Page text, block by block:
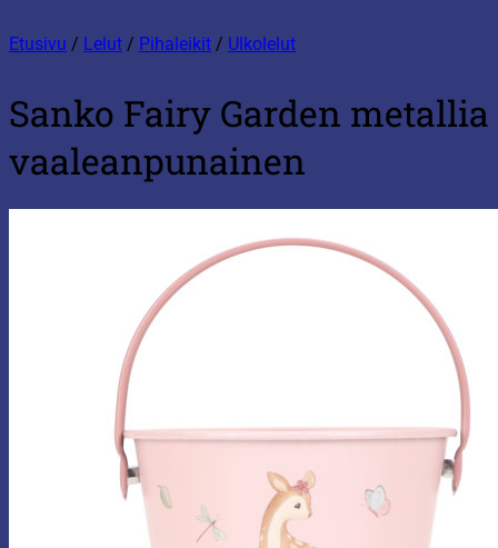
Etusivu / Lelut / Pihaleikit / Ulkolelut
Sanko Fairy Garden metallia
vaaleanpunainen